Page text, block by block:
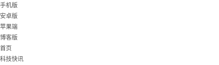
手机版
安卓版
苹果端
博客版
首页
科技快讯